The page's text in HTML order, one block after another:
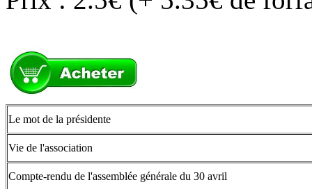
Le mot de la présidente
Vie de l'association
Compte-rendu de l'assemblée générale du 30 avril